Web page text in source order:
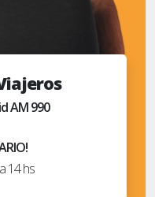
AM 990
14 hs